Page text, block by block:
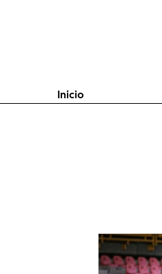
Inicio